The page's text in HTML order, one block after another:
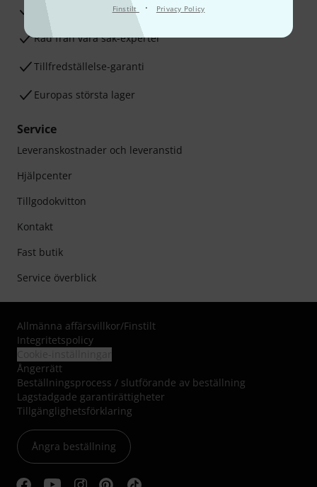
Finstilt · Privacy Policy
Reparationsservice
Råd från våra sak-experter
Tillfredställelse-garanti
Europas största lager
Service
Leveranskostnader och leveranstid
Hjälpcenter
Tillgodokvitton
Kontakt
Fast butik
Service överblick
Allmänna affärsvillkor/Finstilt
Integritetspolicy
Ångerrätt
Beställningsprocess / slutförande av beställning
Lagstadgade garantirättigheter
Tillgänglighetsförklaring
Ångra beställning